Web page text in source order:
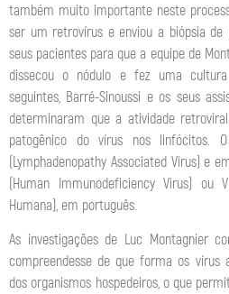
também muito importante neste
ser um retrovírus e enviou a biópsia
seus pacientes para que a equipe de
dissecou o nódulo e fez uma
seguintes, Barré-Sinoussi e os seus
determinaram que a atividade
patogênico do vírus nos linfócitos.
(Lymphadenopathy Associated Virus) e
(Human Immunodeficiency Virus) ou
Humana), em português.
As investigações de Luc Montagnier
compreendesse de que forma os
dos organismos hospedeiros, o que